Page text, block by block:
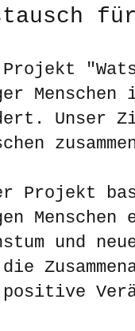
Projekt
Unser
Projekt
und
die
positive